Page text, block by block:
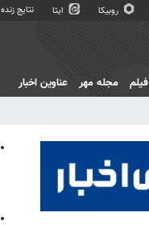
روبیکا ایتا نتایج زنده
فیلم مجله مهر عناوین اخبار